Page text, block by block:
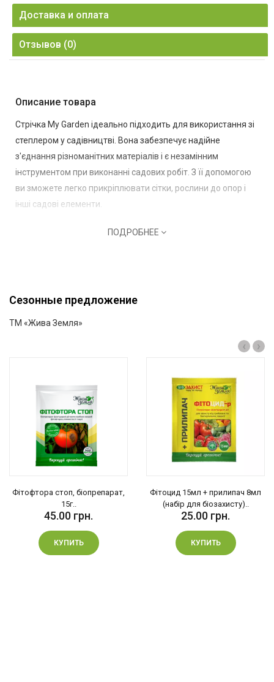
Доставка и оплата
Отзывов (0)
Описание товара
Стрічка My Garden ідеально підходить для використання зі
степлером у садівництві. Вона забезпечує надійне
з'єднання різноманітних матеріалів і є незамінним
інструментом при виконанні садових робіт. З її допомогою
ви зможете легко прикріплювати сітки, рослини до опор і
інші садові елементи.
ПОДРОБНЕЕ
Сезонные предложение
ТМ «Жива Земля»
‹ ›
Фітофтора стоп, біопрепарат,
15г..
45.00 грн.
КУПИТЬ
Фітоцид 15мл + прилипач 8мл
(набір для біозахисту)..
25.00 грн.
КУПИТЬ